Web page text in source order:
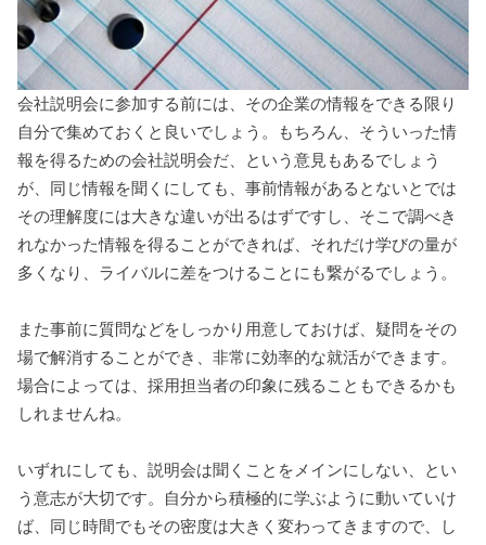
会社説明会に参加する前には、その企業の情報をできる限り
自分で集めておくと良いでしょう。もちろん、そういった情
報を得るための会社説明会だ、という意見もあるでしょう
が、同じ情報を聞くにしても、事前情報があるとないとでは
その理解度には大きな違いが出るはずですし、そこで調べき
れなかった情報を得ることができれば、それだけ学びの量が
多くなり、ライバルに差をつけることにも繋がるでしょう。
また事前に質問などをしっかり用意しておけば、疑問をその
場で解消することができ、非常に効率的な就活ができます。
場合によっては、採用担当者の印象に残ることもできるかも
しれませんね。
いずれにしても、説明会は聞くことをメインにしない、とい
う意志が大切です。自分から積極的に学ぶように動いていけ
ば、同じ時間でもその密度は大きく変わってきますので、し